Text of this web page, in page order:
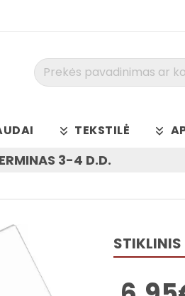
Prekės
kodas TEKSTILĖ
3-4 D.D.